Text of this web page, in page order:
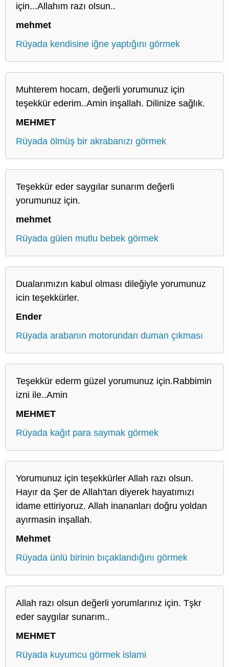
için...Allahım razı olsun..
mehmet
Rüyada kendisine iğne yaptığını görmek
Muhterem hocam, değerli yorumunuz için
teşekkür ederim..Amin inşallah. Dilinize sağlık.
MEHMET
Rüyada ölmüş bir akrabanızı görmek
Teşekkür eder saygılar sunarım değerli
yorumunuz için.
mehmet
Rüyada gülen mutlu bebek görmek
Dualarımızın kabul olması dileğiyle yorumunuz
icin teşekkürler.
Ender
Rüyada arabanın motorundan duman çıkması
Teşekkür ederm güzel yorumunuz için.Rabbimin
izni ile..Amin
MEHMET
Rüyada kağıt para saymak görmek
Yorumunuz için teşekkürler Allah razı olsun.
Hayır da Şer de Allah'tan diyerek hayatımızı
idame ettiriyoruz. Allah inananları doğru yoldan
ayırmasin inşallah.
Mehmet
Rüyada ünlü birinin bıçaklandığını görmek
Allah razı olsun değerli yorumlarınız için. Tşkr
eder saygılar sunarım..
MEHMET
Rüyada kuyumcu görmek islami